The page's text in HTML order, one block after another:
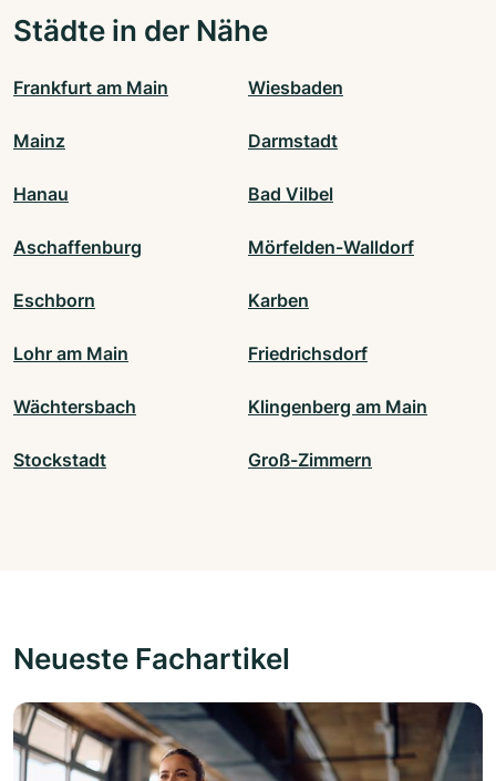
Städte in der Nähe
Frankfurt am Main Wiesbaden
Mainz Darmstadt
Hanau Bad Vilbel
Aschaffenburg Mörfelden-Walldorf
Eschborn Karben
Lohr am Main Friedrichsdorf
Wächtersbach Klingenberg am Main
Stockstadt Groß-Zimmern
Neueste Fachartikel